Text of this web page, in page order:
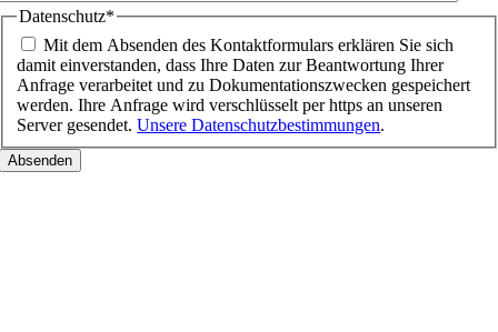
Datenschutz*
Mit dem Absenden des Kontaktformulars erklären Sie sich
damit einverstanden, dass Ihre Daten zur Beantwortung Ihrer
Anfrage verarbeitet und zu Dokumentationszwecken gespeichert
werden. Ihre Anfrage wird verschlüsselt per https an unseren
Server gesendet.Unsere Datenschutzbestimmungen.